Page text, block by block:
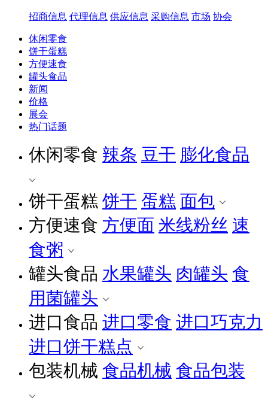
招商信息 代理信息 供应信息 采购信息 市场 协会
休闲零食
饼干蛋糕
方便速食
罐头食品
新闻
价格
展会
热门话题
休闲零食 辣条 豆干 膨化食品
饼干蛋糕 饼干 蛋糕 面包
方便速食 方便面 米线粉丝 速
食粥
罐头食品 水果罐头 肉罐头 食
用菌罐头
进口食品 进口零食 进口巧克力
进口饼干糕点
包装机械 食品机械 食品包装